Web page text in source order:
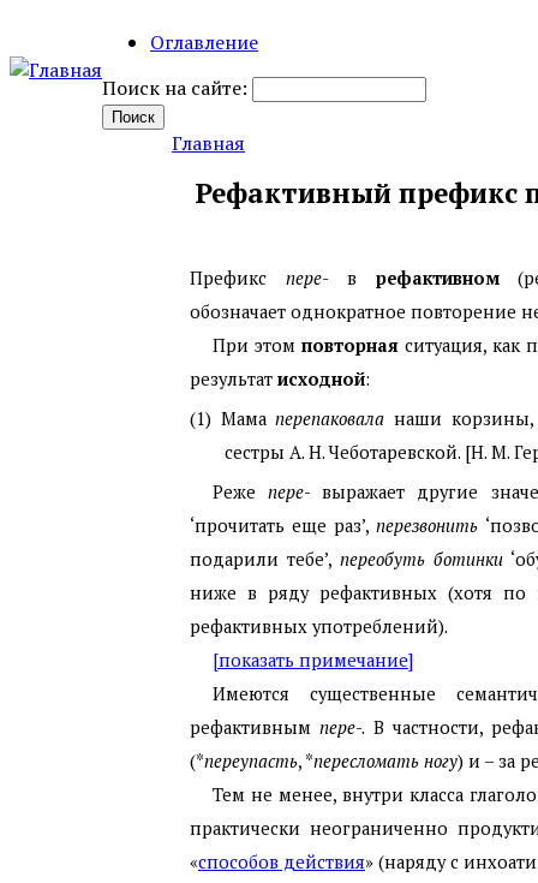
Оглавление
Поиск на сайте:
Главная
Рефактивный префикс
Префикс пере- в рефактивном
обозначает однократное повторение
При этом повторнаяситуация, как
результат исходной:
(1) Мамаперепаковала наши корзины,
сестры А. Н. Чеботаревской. [Н. М.
Реже пере- выражает другие
‘прочитать еще раз’,перезвонить
подарили тебе’, переобуть ботинки
ниже в ряду рефактивных (хотя по
рефактивных употреблений).
[показать примечание]
Имеются существенные
рефактивнымпере-. В частности,
(*переупасть, *пересломать ногу) и – за
Тем не менее, внутри класса
практически неограниченно
«способов действия» (наряду с